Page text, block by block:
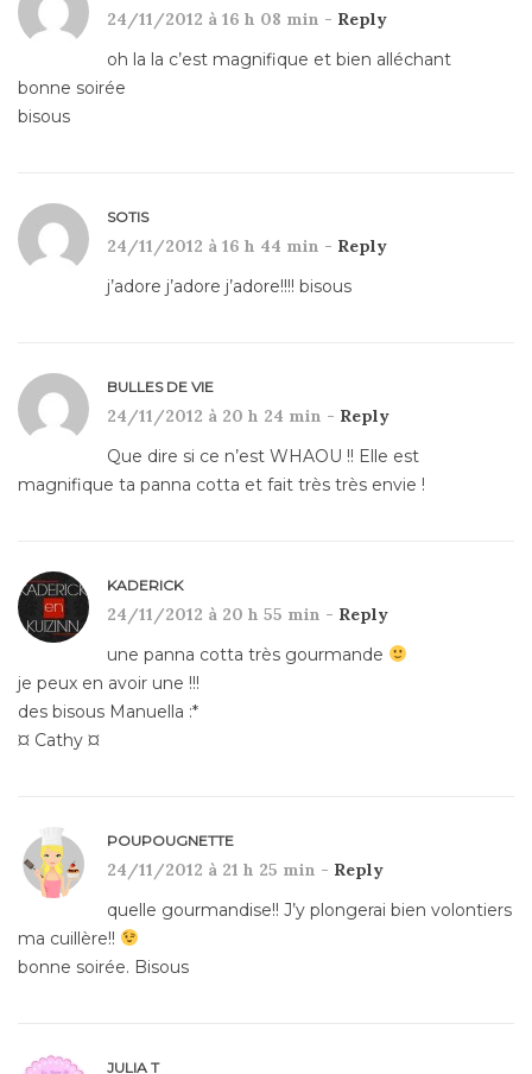
24/11/2012 à 16 h 08 min - Reply
oh la la c’est magnifique et bien alléchant
bonne soirée
bisous
SOTIS
24/11/2012 à 16 h 44 min - Reply
j’adore j’adore j’adore!!!! bisous
BULLES DE VIE
24/11/2012 à 20 h 24 min - Reply
Que dire si ce n’est WHAOU !! Elle est
magnifique ta panna cotta et fait très très envie !
KADERICK
24/11/2012 à 20 h 55 min - Reply
une panna cotta très gourmande
je peux en avoir une !!!
des bisous Manuella :*
¤ Cathy ¤
POUPOUGNETTE
24/11/2012 à 21 h 25 min - Reply
quelle gourmandise!! J’y plongerai bien volontiers
ma cuillère!!
bonne soirée. Bisous
JULIA T